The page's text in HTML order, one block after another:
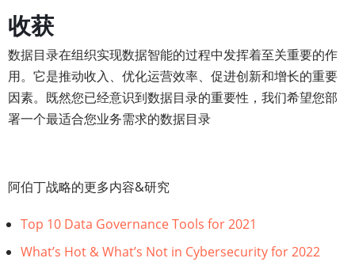
收获
数据目录在组织实现数据智能的过程中发挥着至关重要的作
用。它是推动收入、优化运营效率、促进创新和增长的重要
因素。既然您已经意识到数据目录的重要性，我们希望您部
署一个最适合您业务需求的数据目录
阿伯丁战略的更多内容&研究
Top 10 Data Governance Tools for 2021
What’s Hot & What’s Not in Cybersecurity for 2022